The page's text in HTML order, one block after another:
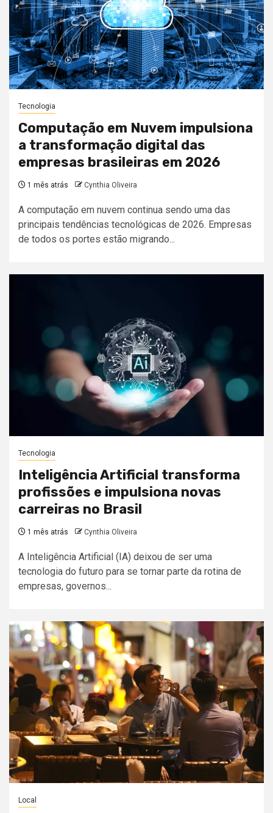
Tecnologia
Computação em Nuvem impulsiona
a transformação digital das
empresas brasileiras em 2026
1 mês atrás Cynthia Oliveira
A computação em nuvem continua sendo uma das
principais tendências tecnológicas de 2026. Empresas
de todos os portes estão migrando...
Tecnologia
Inteligência Artificial transforma
profissões e impulsiona novas
carreiras no Brasil
1 mês atrás Cynthia Oliveira
A Inteligência Artificial (IA) deixou de ser uma
tecnologia do futuro para se tornar parte da rotina de
empresas, governos...
Local